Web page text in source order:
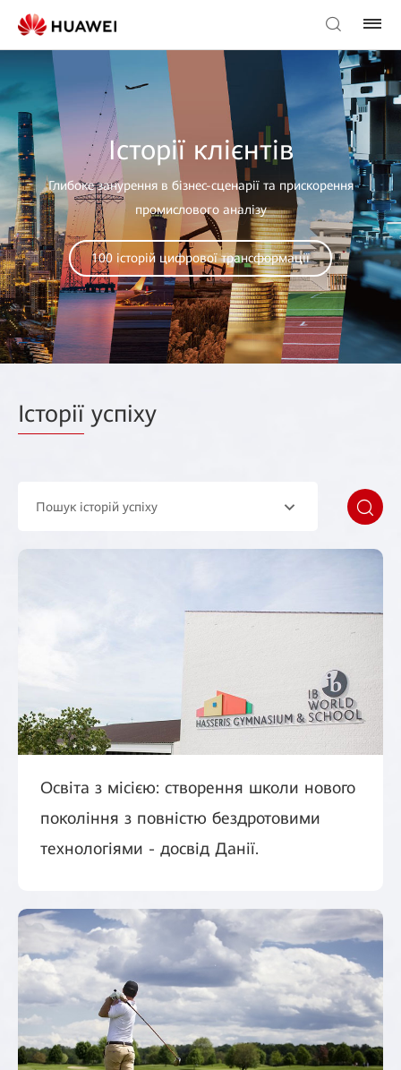
Історії клієнтів
Глибоке занурення в бізнес-сценарії та прискорення
промислового аналізу
100 історій цифрової трансформації
Історії успіху
Пошук історій успіху
Освіта з місією: створення школи нового
покоління з повністю бездротовими
технологіями - досвід Данії.